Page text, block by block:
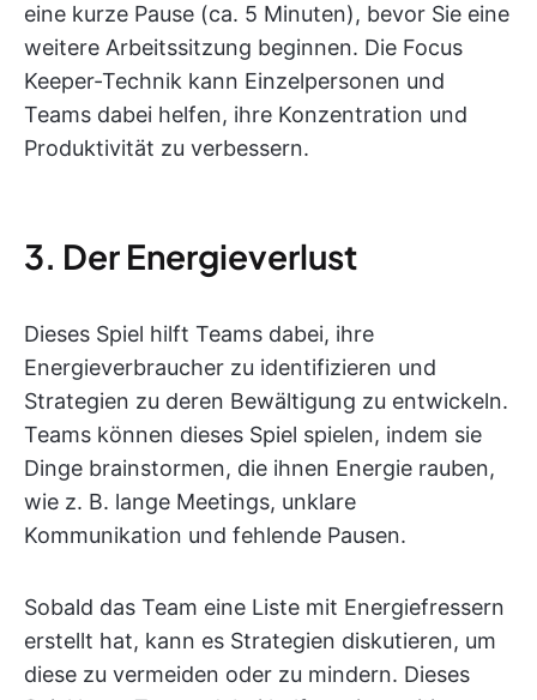
eine kurze Pause (ca. 5 Minuten), bevor Sie eine
weitere Arbeitssitzung beginnen. Die Focus
Keeper-Technik kann Einzelpersonen und
Teams dabei helfen, ihre Konzentration und
Produktivität zu verbessern.
3. Der Energieverlust
Dieses Spiel hilft Teams dabei, ihre
Energieverbraucher zu identifizieren und
Strategien zu deren Bewältigung zu entwickeln.
Teams können dieses Spiel spielen, indem sie
Dinge brainstormen, die ihnen Energie rauben,
wie z. B. lange Meetings, unklare
Kommunikation und fehlende Pausen.
Sobald das Team eine Liste mit Energiefressern
erstellt hat, kann es Strategien diskutieren, um
diese zu vermeiden oder zu mindern. Dieses